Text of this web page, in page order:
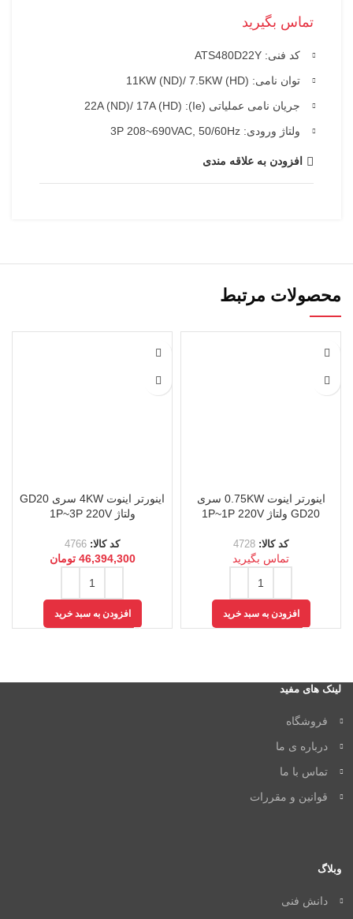
تماس بگیرید
کد فنی: ATS480D22Y
توان نامی: 11KW (ND)/ 7.5KW (HD)
جریان نامی عملیاتی (Ie): 22A (ND)/ 17A (HD)
ولتاژ ورودی: 3P 208~690VAC, 50/60Hz
افزودن به علاقه مندی
محصولات مرتبط
اینورتر اینوت 0.75KW سری
GD20 ولتاژ 1P~1P 220V
کد کالا: 4728
تماس بگیرید
افزودن به سبد خرید
اینورتر اینوت 4KW سری GD20
ولتاژ 1P~3P 220V
کد کالا: 4766
46,394,300 تومان
افزودن به سبد خرید
لینک های مفید
فروشگاه
درباره ی ما
تماس با ما
قوانین و مقررات
وبلاگ
دانش فنی